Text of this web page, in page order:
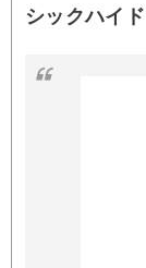
シックハイ